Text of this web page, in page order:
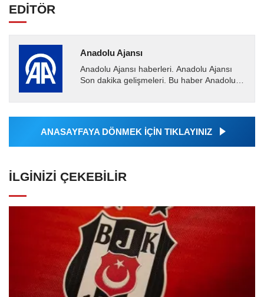
EDİTÖR
Anadolu Ajansı
Anadolu Ajansı haberleri. Anadolu Ajansı
Son dakika gelişmeleri. Bu haber Anadolu
Ajansı tarafından...
ANASAYFAYA DÖNMEK İÇİN TIKLAYINIZ
İLGINIZI ÇEKEBILIR